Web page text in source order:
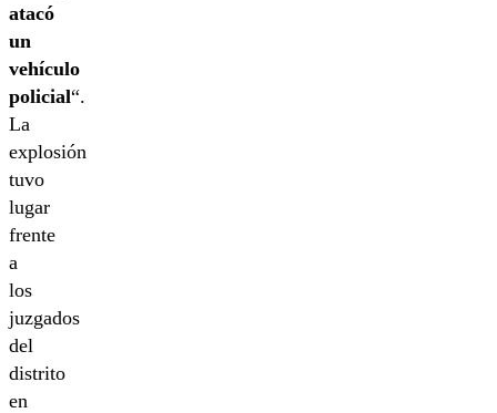
atacó
un
vehículo
policial“.
La
explosión
tuvo
lugar
frente
a
los
juzgados
del
distrito
en